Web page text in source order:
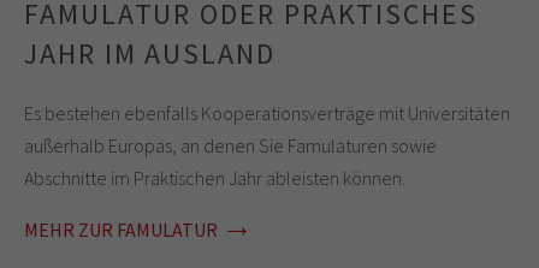
FAMULATUR ODER PRAKTISCHES
JAHR IM AUSLAND
Es bestehen ebenfalls Kooperationsverträge mit Universitäten
außerhalb Europas, an denen Sie Famulaturen sowie
Abschnitte im Praktischen Jahr ableisten können.
MEHR ZUR FAMULATUR